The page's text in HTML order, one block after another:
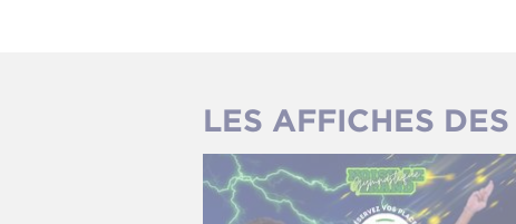
LES AFFICHES